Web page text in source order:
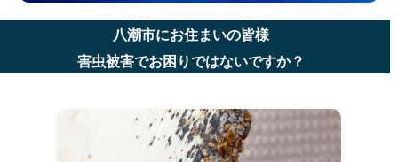
八潮市にお住まいの皆様
害虫被害でお困りではないですか？